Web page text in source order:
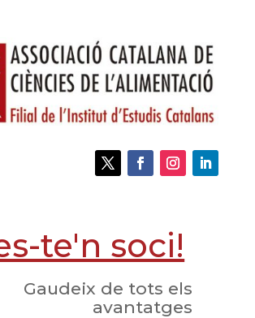
te'n soci!
Gaudeix de tots els
avantatges